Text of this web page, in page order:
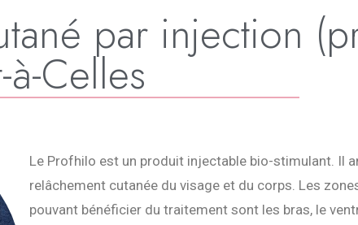
par injection
Celles
Le Profhilo est un produit injectable bio-stimulant. Il
relâchement cutanée du visage et du corps. Les
pouvant bénéficier du traitement sont les bras, le